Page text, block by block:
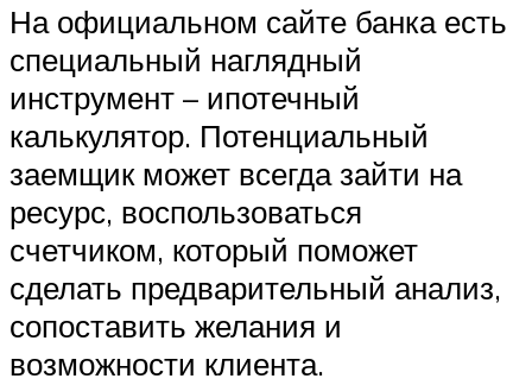
На официальном сайте банка есть
специальный наглядный
инструмент – ипотечный
калькулятор. Потенциальный
заемщик может всегда зайти на
ресурс, воспользоваться
счетчиком, который поможет
сделать предварительный анализ,
сопоставить желания и
возможности клиента.